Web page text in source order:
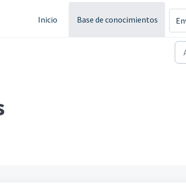
Inicio Base de conocimientos